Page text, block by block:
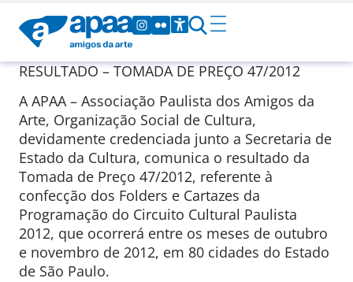
RESULTADO – TOMADA DE PREÇO 47/2012
A APAA – Associação Paulista dos Amigos da
Arte, Organização Social de Cultura,
devidamente credenciada junto a Secretaria de
Estado da Cultura, comunica o resultado da
Tomada de Preço 47/2012, referente à
confecção dos Folders e Cartazes da
Programação do Circuito Cultural Paulista
2012, que ocorrerá entre os meses de outubro
e novembro de 2012, em 80 cidades do Estado
de São Paulo.